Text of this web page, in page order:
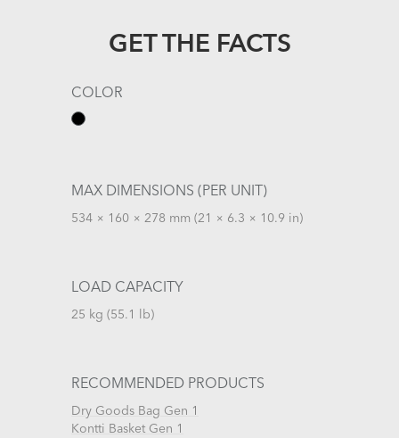
GET THE FACTS
COLOR
MAX DIMENSIONS (PER UNIT)
534 × 160 × 278 mm (21 × 6.3 × 10.9 in)
LOAD CAPACITY
25 kg (55.1 lb)
RECOMMENDED PRODUCTS
Dry Goods Bag Gen 1
Kontti Basket Gen 1